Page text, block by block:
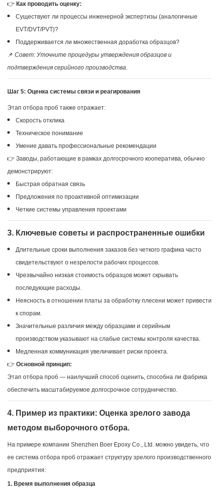
👉 Как проводить оценку:
Существуют ли процессы инженерной экспертизы (аналогичные
EVT/DVT/PVT)?
Поддерживается ли множественная доработка образцов?
📌 Совет: Уточните процедуры утверждения образцов и
подтверждения серийного производства.
Шаг 5: Оценка системы связи и реагирования
Этап отбора проб также отражает:
Скорость отклика
Техническое понимание
Умение давать профессиональные рекомендации
👉 Заводы, работающие в рамках долгосрочного кооператива, обычно
демонстрируют:
Быстрая обратная связь
Предложения по проактивной оптимизации
Четкие системы управления проектами
3. Ключевые советы и распространенные ошибки
Длительные сроки выполнения заказов без четкого графика часто
свидетельствуют о незрелости рабочих процессов.
Чрезвычайно низкая стоимость образцов может скрывать
последующие расходы.
Неясность в отношении платы за обработку плесени может привести
к спорам.
Значительные различия между образцами и серийным
производством указывают на слабые системы контроля качества.
Медленная коммуникация увеличивает риски проекта.
👉 Основной принцип:
Этап отбора проб — наилучший способ оценить, способна ли фабрика
обеспечить масштабируемое долгосрочное сотрудничество.
4. Пример из практики: Оценка зрелого завода
методом выборочного отбора.
На примере компании Shenzhen Boer Epoxy Co., Ltd. можно увидеть, что
ее система отбора проб отражает структуру зрелого производственного
предприятия:
1. Время выполнения образца